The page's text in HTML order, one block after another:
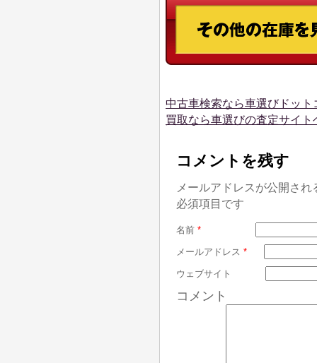
中古車検索なら車選びドット
買取なら車選びの査定サイト
コメントを残す
メールアドレスが公開さ
必須項目です
名前 *
メールアドレス *
ウェブサイト
コメント